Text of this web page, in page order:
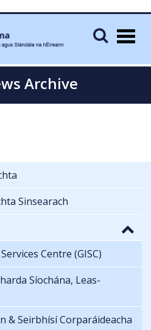
Archive
Sinsearach
Centre (GISC)
Síochána, Leas-
& Seirbhísí Corparáideacha